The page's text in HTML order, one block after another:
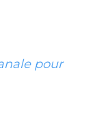
pour